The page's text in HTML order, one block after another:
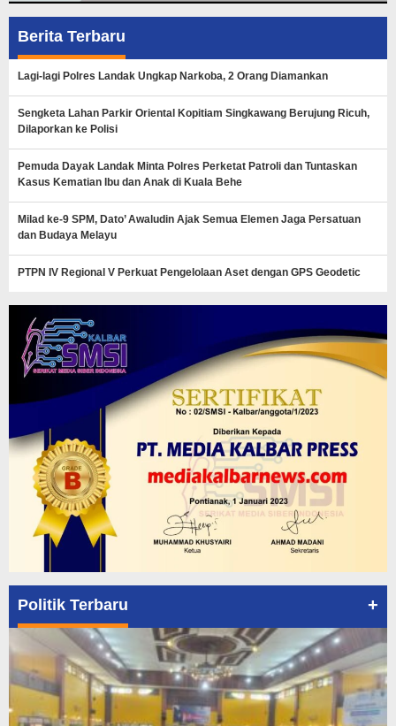
Berita Terbaru
Lagi-lagi Polres Landak Ungkap Narkoba, 2 Orang Diamankan
Sengketa Lahan Parkir Oriental Kopitiam Singkawang Berujung Ricuh,
Dilaporkan ke Polisi
Pemuda Dayak Landak Minta Polres Perketat Patroli dan Tuntaskan
Kasus Kematian Ibu dan Anak di Kuala Behe
Milad ke-9 SPM, Dato’ Awaludin Ajak Semua Elemen Jaga Persatuan
dan Budaya Melayu
PTPN IV Regional V Perkuat Pengelolaan Aset dengan GPS Geodetic
Politik Terbaru +